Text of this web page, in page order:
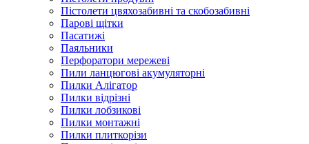
Пістолети цвяхозабивні та скобозабивні
Парові щітки
Пасатижі
Паяльники
Перфоратори мережеві
Пили ланцюгові акумуляторні
Пилки Алігатор
Пилки відрізні
Пилки лобзикові
Пилки монтажні
Пилки плиткорізи